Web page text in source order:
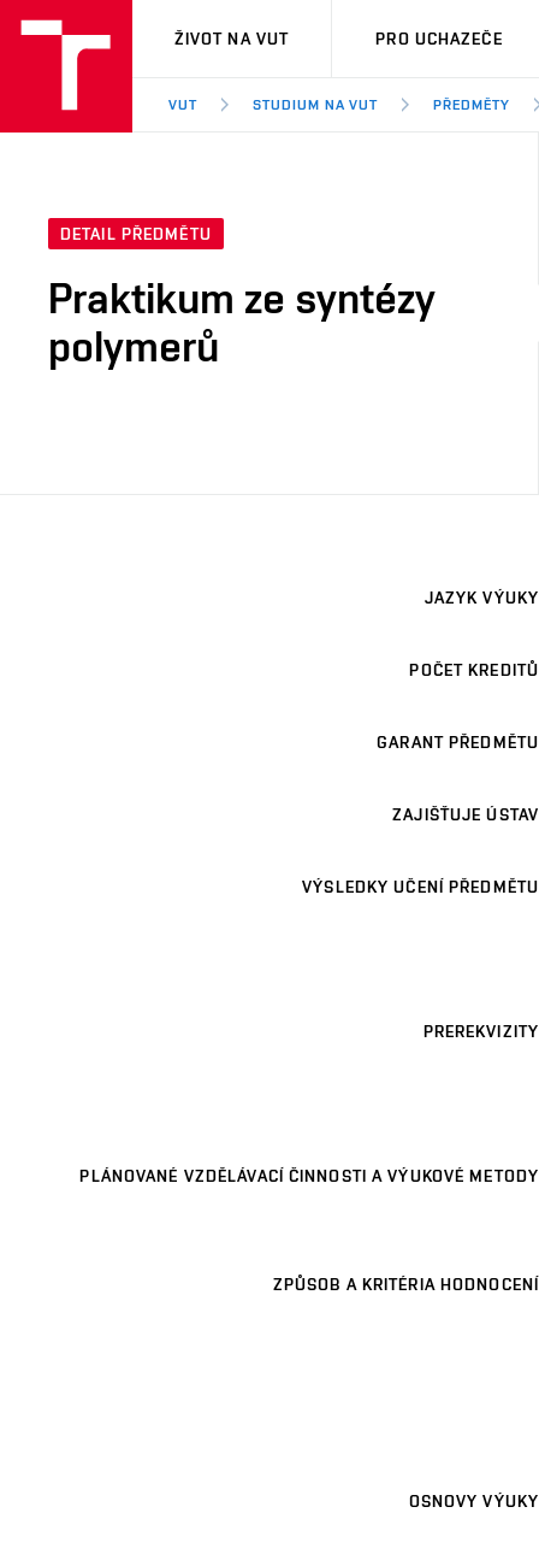
VUT
ŽIVOT NA VUT PRO UCHAZEČE
VUT STUDIUM NA VUT PŘEDMĚTY
DETAIL PŘEDMĚTU
Praktikum ze syntézy
polymerů
JAZYK VÝUKY
POČET KREDITŮ
GARANT PŘEDMĚTU
ZAJIŠŤUJE ÚSTAV
VÝSLEDKY UČENÍ PŘEDMĚTU
PREREKVIZITY
PLÁNOVANÉ VZDĚLÁVACÍ ČINNOSTI A VÝUKOVÉ METODY
ZPŮSOB A KRITÉRIA HODNOCENÍ
OSNOVY VÝUKY